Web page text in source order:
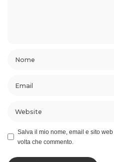
Salva il mio nome, email e sito
volta che commento.